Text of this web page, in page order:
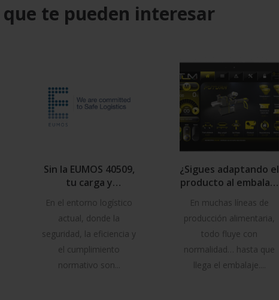
te pueden interesar
Sin la EUMOS 40509,
tu carga y
riesgo
En el entorno logístico
actual, donde la
seguridad, la eficiencia y
el cumplimiento
normativo son...
¿Sigues adaptando el
producto al embalaje
En muchas líneas de
producción alimentaria,
todo fluye con
normalidad… hasta que
llega el embalaje....